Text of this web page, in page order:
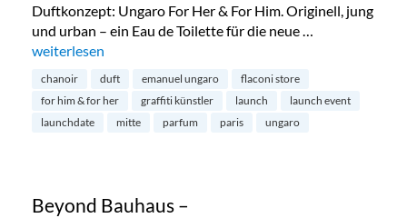
Duftkonzept: Ungaro For Her & For Him. Originell, jung
und urban – ein Eau de Toilette für die neue …
„Duftlancierung von Emanuel Ungaro in Mitte“
weiterlesen
chanoir duft emanuel ungaro
flaconi store
for him & for her
graffiti künstler launch
launch event
launchdate
mitte parfum paris ungaro
Beyond Bauhaus –